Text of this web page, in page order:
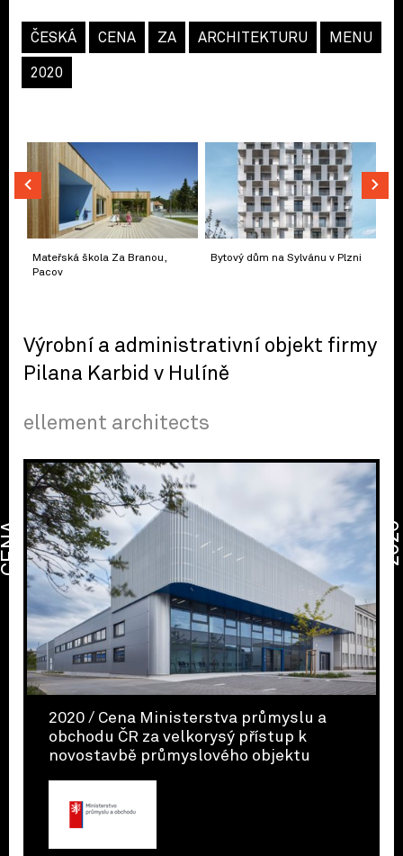
ČESKÁ CENA ZA ARCHITEKTURU
2020
MENU
Mateřská škola Za Branou,
Pacov
Bytový dům na Sylvánu v Plzni
Výrobní a administrativní objekt firmy
Pilana Karbid v Hulíně
ellement architects
2020 / Cena Ministerstva průmyslu a
obchodu ČR za velkorysý přístup k
novostavbě průmyslového objektu
CENA 2026